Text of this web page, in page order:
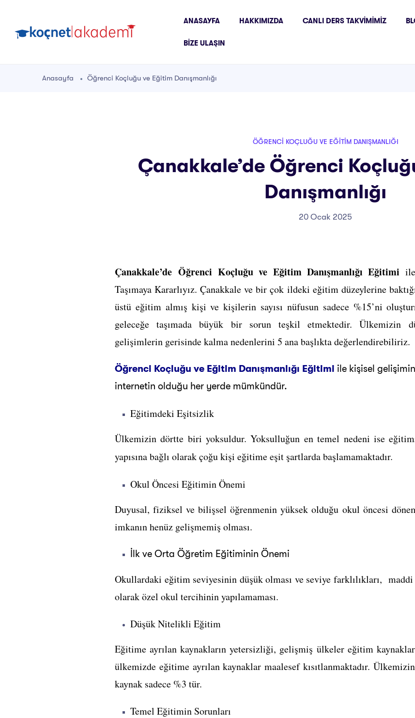
ANASAYFA HAKKIMIZDA CANLI DERS TAKVIMIMIZ
BIZE ULAŞIN
Anasayfa Öğrenci Koçluğu ve Eğitim Danışmanlığı
ÖĞRENCI KOÇLUĞU VE EĞITIM DANIŞMANLIĞI
Çanakkale’de Öğrenci
Danışmanlığı
20 Ocak 2025
Çanakkale’de Öğrenci Koçluğu ve Eğitim Danışmanlığı Eğitimi
Taşımaya Kararlıyız. Çanakkale ve bir çok ildeki eğitim düzeylerine
üstü eğitim almış kişi ve kişilerin sayısı nüfusun sadece %15’ni
geleceğe taşımada büyük bir sorun teşkil etmektedir. Ülkemizin
gelişimlerin gerisinde kalma nedenlerini 5 ana başlıkta değerlendirebiliriz.
Öğrenci Koçluğu ve Eğitim Danışmanlığı Eğitimi ile kişisel
internetin olduğu her yerde mümkündür.
Eğitimdeki Eşitsizlik
Ülkemizin dörtte biri yoksuldur. Yoksulluğun en temel nedeni ise
yapısına bağlı olarak çoğu kişi eğitime eşit şartlarda başlamamaktadır.
Okul Öncesi Eğitimin Önemi
Duyusal, fiziksel ve bilişsel öğrenmenin yüksek olduğu okul öncesi
imkanın henüz gelişmemiş olması.
İlk ve Orta Öğretim Eğitiminin Önemi
Okullardaki eğitim seviyesinin düşük olması ve seviye farklılıkları, maddi
olarak özel okul tercihinin yapılamaması.
Düşük Nitelikli Eğitim
Eğitime ayrılan kaynakların yetersizliği, gelişmiş ülkeler eğitim
ülkemizde eğitime ayrılan kaynaklar maalesef kısıtlanmaktadır.
kaynak sadece %3 tür.
Temel Eğitimin Sorunları